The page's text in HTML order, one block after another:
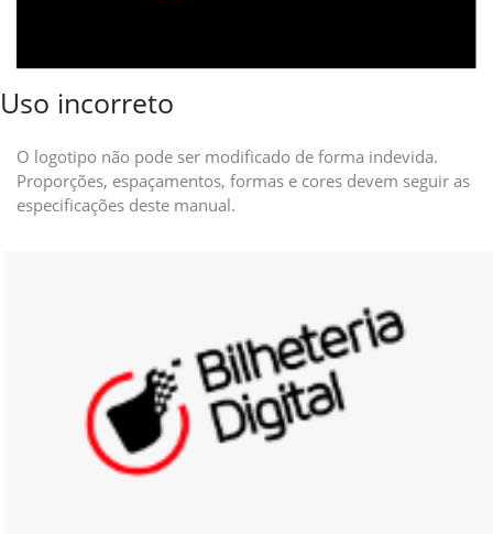
Uso incorreto
O logotipo não pode ser modificado de forma indevida.
Proporções, espaçamentos, formas e cores devem seguir as
especificações deste manual.